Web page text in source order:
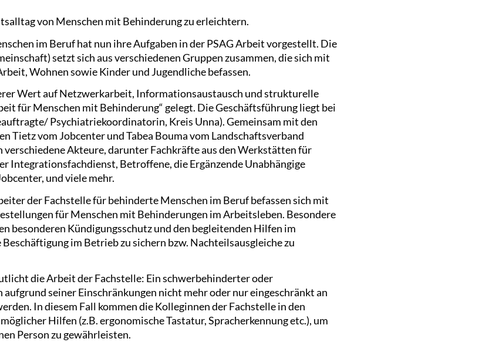
von Menschen mit Behinderung zu erleichtern.
im Beruf hat nun ihre Aufgaben in der PSAG Arbeit vorgestellt. Die
setzt sich aus verschiedenen Gruppen zusammen, die sich mit
Wohnen sowie Kinder und Jugendliche befassen.
Wert auf Netzwerkarbeit, Informationsaustausch und strukturelle
für Menschen mit Behinderung“ gelegt. Die Geschäftsführung liegt bei
Psychiatriekoordinatorin, Kreis Unna). Gemeinsam mit den
Tietz vom Jobcenter und Tabea Bouma vom Landschaftsverband
verschiedene Akteure, darunter Fachkräfte aus den Werkstätten für
Integrationsfachdienst, Betroffene, die Ergänzende Unabhängige
und viele mehr.
der Fachstelle für behinderte Menschen im Beruf befassen sich mit
für Menschen mit Behinderungen im Arbeitsleben. Besondere
besonderen Kündigungsschutz und den begleitenden Hilfen im
im Betrieb zu sichern bzw. Nachteilsausgleiche zu
die Arbeit der Fachstelle: Ein schwerbehinderter oder
seiner Einschränkungen nicht mehr oder nur eingeschränkt an
In diesem Fall kommen die Kolleginnen der Fachstelle in den
Hilfen (z.B. ergonomische Tastatur, Spracherkennung etc.), um
Person zu gewährleisten.